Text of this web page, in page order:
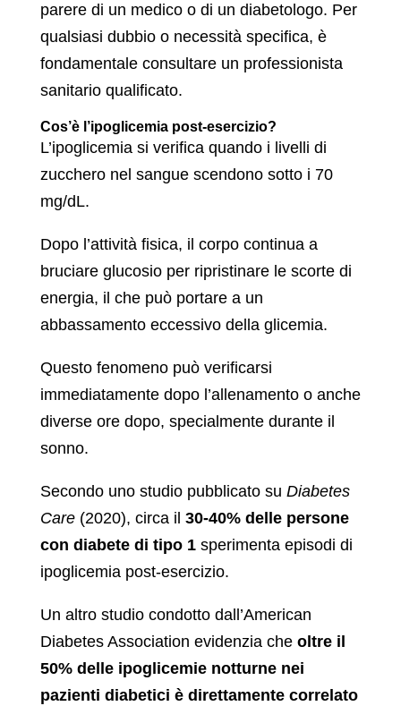
parere di un medico o di un diabetologo. Per
qualsiasi dubbio o necessità specifica, è
fondamentale consultare un professionista
sanitario qualificato.
Cos’è l’ipoglicemia post-esercizio?
L’ipoglicemia si verifica quando i livelli di
zucchero nel sangue scendono sotto i 70
mg/dL.
Dopo l’attività fisica, il corpo continua a
bruciare glucosio per ripristinare le scorte di
energia, il che può portare a un
abbassamento eccessivo della glicemia.
Questo fenomeno può verificarsi
immediatamente dopo l’allenamento o anche
diverse ore dopo, specialmente durante il
sonno.
Secondo uno studio pubblicato su Diabetes
Care(2020), circa il 30-40% delle persone
con diabete di tipo 1sperimenta episodi di
ipoglicemia post-esercizio.
Un altro studio condotto dall’American
Diabetes Association evidenzia che oltre il
50% delle ipoglicemie notturne nei
pazienti diabetici è direttamente correlato